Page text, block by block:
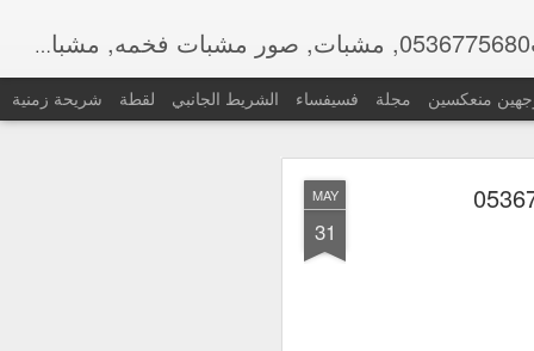
MAY
31
منعكسين مجلة فسيفساء الشريط الجانبي لقطة شريحة زمنية
موقد.
ملكية مشب حديث